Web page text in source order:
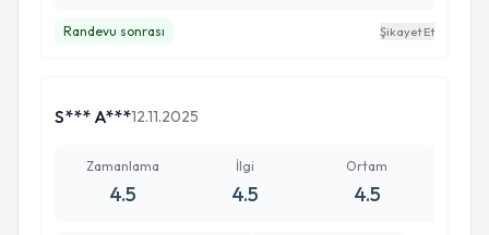
Randevu sonrası Şikayet Et
S*** A***12.11.2025
Zamanlama
4.5
İlgi
4.5
Ortam
4.5